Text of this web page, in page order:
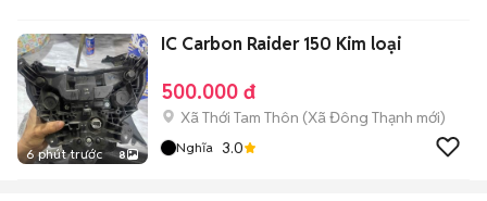
6 phút trước 8
IC Carbon Raider 150 Kim loại
500.000 đ
Xã Thới Tam Thôn (Xã Đông Thạnh mới)
Nghĩa 3.0